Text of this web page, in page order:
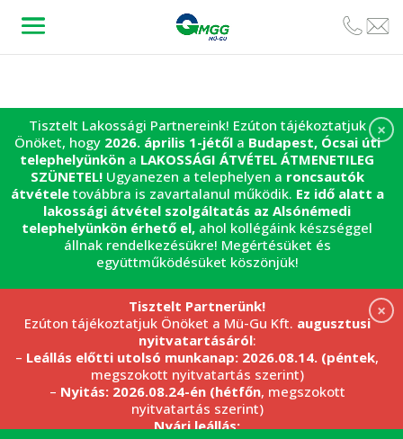
×
Tisztelt Lakossági Partnereink! Ezúton tájékoztatjuk
Önöket, hogy 2026. április 1-jétőla Budapest, Ócsai úti
telephelyünkön a LAKOSSÁGI ÁTVÉTEL ÁTMENETILEG
SZÜNETEL! Ugyanezen a telephelyen a roncsautók
átvételetovábbra is zavartalanul működik. Ez idő alatt a
lakossági átvétel szolgáltatás az Alsónémedi
telephelyünkön érhető el, ahol kollégáink készséggel
állnak rendelkezésükre! Megértésüket és
együttműködésüket köszönjük!
×
Tisztelt Partnerünk!
Ezúton tájékoztatjuk Önöket a Mü-Gu Kft. augusztusi
nyitvatartásáról:
– Leállás előtti utolsó munkanap: 2026.08.14. (péntek,
megszokott nyitvatartás szerint)
– Nyitás: 2026.08.24-én (hétfőn, megszokott
nyitvatartás szerint)
Nyári leállás: